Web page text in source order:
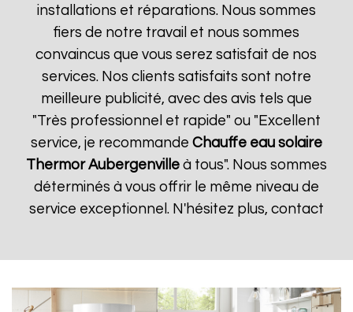
installations et réparations. Nous sommes
fiers de notre travail et nous sommes
convaincus que vous serez satisfait de nos
services. Nos clients satisfaits sont notre
meilleure publicité, avec des avis tels que
"Très professionnel et rapide" ou "Excellent
service, je recommande Chauffe eau solaire
Thermor Aubergenvilleà tous". Nous sommes
déterminés à vous offrir le même niveau de
service exceptionnel. N'hésitez plus, contact